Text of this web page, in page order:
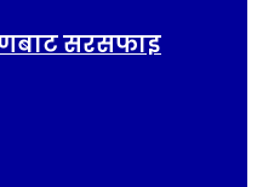
सरसफाइ